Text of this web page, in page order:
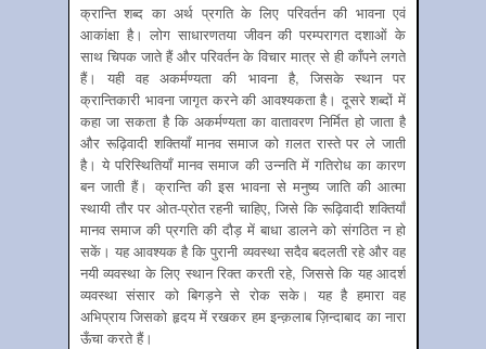
क्रान्ति शब्द का अर्थ प्रगति के लिए परिवर्तन की भावना एवं
आकांक्षा है। लोग साधारणतया जीवन की परम्परागत दशाओं के
साथ चिपक जाते हैं और परिवर्तन के विचार मात्र से ही काँपने लगते
हैं। यही वह अकर्मण्यता की भावना है, जिसके स्थान पर
क्रान्तिकारी भावना जागृत करने की आवश्यकता है। दूसरे शब्दों में
कहा जा सकता है कि अकर्मण्यता का वातावरण निर्मित हो जाता है
और रूढ़िवादी शक्तियाँ मानव समाज को ग़लत रास्ते पर ले जाती
है। ये परिस्थितियाँ मानव समाज की उन्नति में गतिरोध का कारण
बन जाती हैं। क्रान्ति की इस भावना से मनुष्य जाति की आत्मा
स्थायी तौर पर ओत-प्रोत रहनी चाहिए, जिसे कि रूढ़िवादी शक्तियाँ
मानव समाज की प्रगति की दौड़ में बाधा डालने को संगठित न हो
सकें। यह आवश्यक है कि पुरानी व्यवस्था सदैव बदलती रहे और वह
नयी व्यवस्था के लिए स्थान रिक्त करती रहे, जिससे कि यह आदर्श
व्यवस्था संसार को बिगड़ने से रोक सके। यह है हमारा वह
अभिप्राय जिसको हृदय में रखकर हम इन्‍क़लाब ज़िन्दाबाद का नारा
ऊँचा करते हैं।